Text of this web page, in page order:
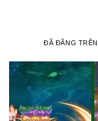
ĐÃ ĐĂNG